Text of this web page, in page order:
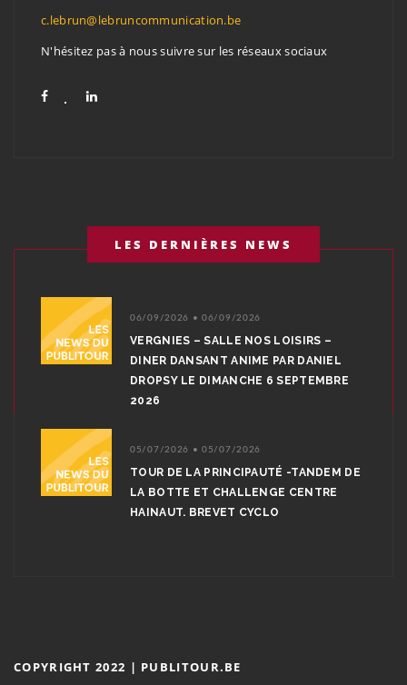
c.lebrun@lebruncommunication.be
N'hésitez pas à nous suivre sur les réseaux sociaux
LES DERNIÈRES NEWS
06/09/2026 • 06/09/2026
VERGNIES – SALLE NOS LOISIRS –
DINER DANSANT ANIME PAR DANIEL
DROPSY LE DIMANCHE 6 SEPTEMBRE
2026
05/07/2026 • 05/07/2026
TOUR DE LA PRINCIPAUTÉ -TANDEM DE
LA BOTTE ET CHALLENGE CENTRE
HAINAUT. BREVET CYCLO
COPYRIGHT 2022 | PUBLITOUR.BE